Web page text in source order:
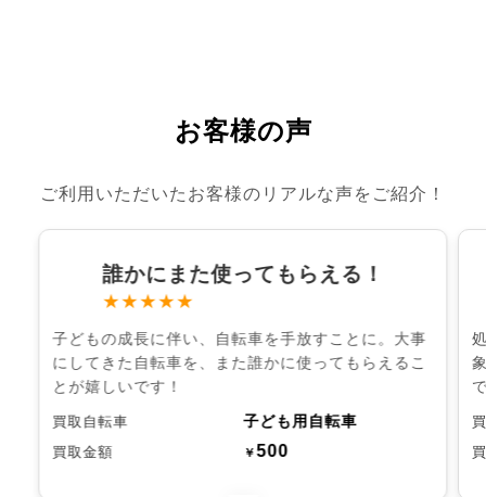
お客様の声
ご利用いただいたお客様のリアルな声をご紹介！
誰かにまた使ってもらえる！
★★★★★
子どもの成長に伴い、自転車を手放すことに。大事
にしてきた自転車を、また誰かに使ってもらえるこ
とが嬉しいです！
買取自転車 子ども用自転車
買取金額 ￥500